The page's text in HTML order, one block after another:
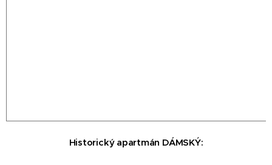
Historický apartmán DÁMSKÝ: